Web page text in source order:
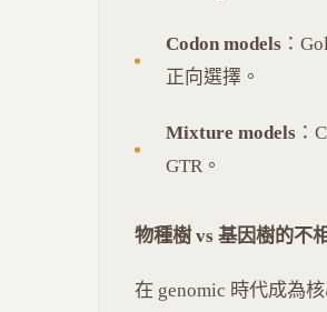
Codon models ：
正向選擇。
Mixture models ：
GTR。
物種樹 vs 基因樹的不
在 genomic 時代成為核